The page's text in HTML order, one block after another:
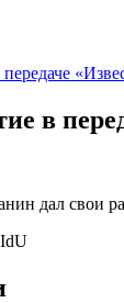
в
дал свои